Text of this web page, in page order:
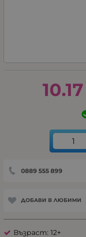
10.17
0889 555 899
ДОБАВИ В ЛЮБИМИ
Възраст: 12+